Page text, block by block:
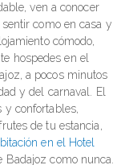
ven a conocer
como en casa y
cómodo,
hospedes en el
a pocos minutos
y del carnaval. El
y confortables,
de tu estancia,
en el Hotel
como nunca.